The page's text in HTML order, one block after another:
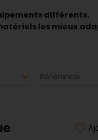
différents.
les mieux
Référence